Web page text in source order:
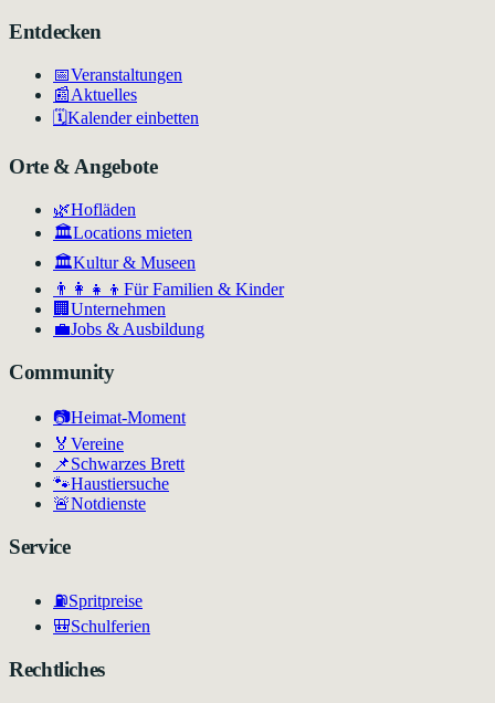
Entdecken
📅Veranstaltungen
📰Aktuelles
🗓️Kalender einbetten
Orte & Angebote
🌿Hofläden
🏛️Locations mieten
🏛Kultur & Museen
👨‍👩‍👧‍👦 Für Familien & Kinder
🏢 Unternehmen
💼Jobs & Ausbildung
Community
📷Heimat-Moment
🏅 Vereine
📌Schwarzes Brett
🐾Haustiersuche
🚨Notdienste
Service
⛽Spritpreise
🎒Schulferien
Rechtliches